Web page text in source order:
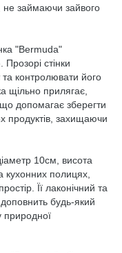
не займаючи зайвого
"Bermuda"
Прозорі стінки
та контролювати його
щільно прилягає,
допомагає зберегти
продуктів, захищаючи
10см, висота
кухонних полицях,
Її лаконічний та
будь-який
природної